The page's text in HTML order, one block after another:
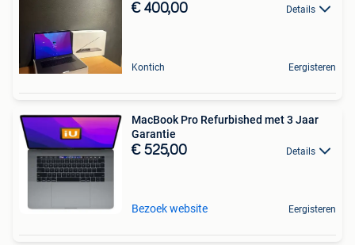
€ 400,00 Details
Kontich Eergisteren
MacBook Pro Refurbished met 3 Jaar
Garantie
€ 525,00 Details
Bezoek website Eergisteren